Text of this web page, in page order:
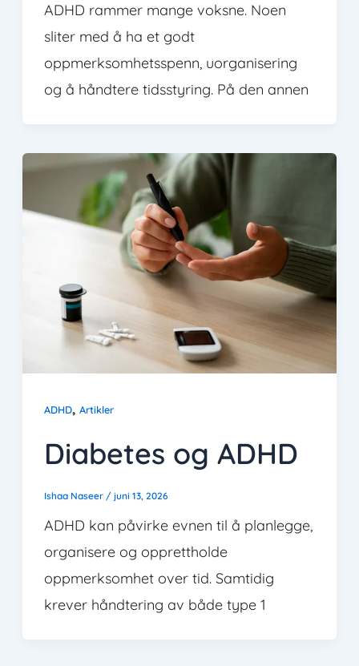
ADHD rammer mange voksne. Noen
sliter med å ha et godt
oppmerksomhetsspenn, uorganisering
og å håndtere tidsstyring. På den annen
ADHD, Artikler
Diabetes og ADHD
Ishaa Naseer / juni 13, 2026
ADHD kan påvirke evnen til å planlegge,
organisere og opprettholde
oppmerksomhet over tid. Samtidig
krever håndtering av både type 1